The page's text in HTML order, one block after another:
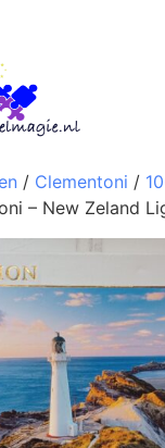
/ Clementoni /
– New Zeland